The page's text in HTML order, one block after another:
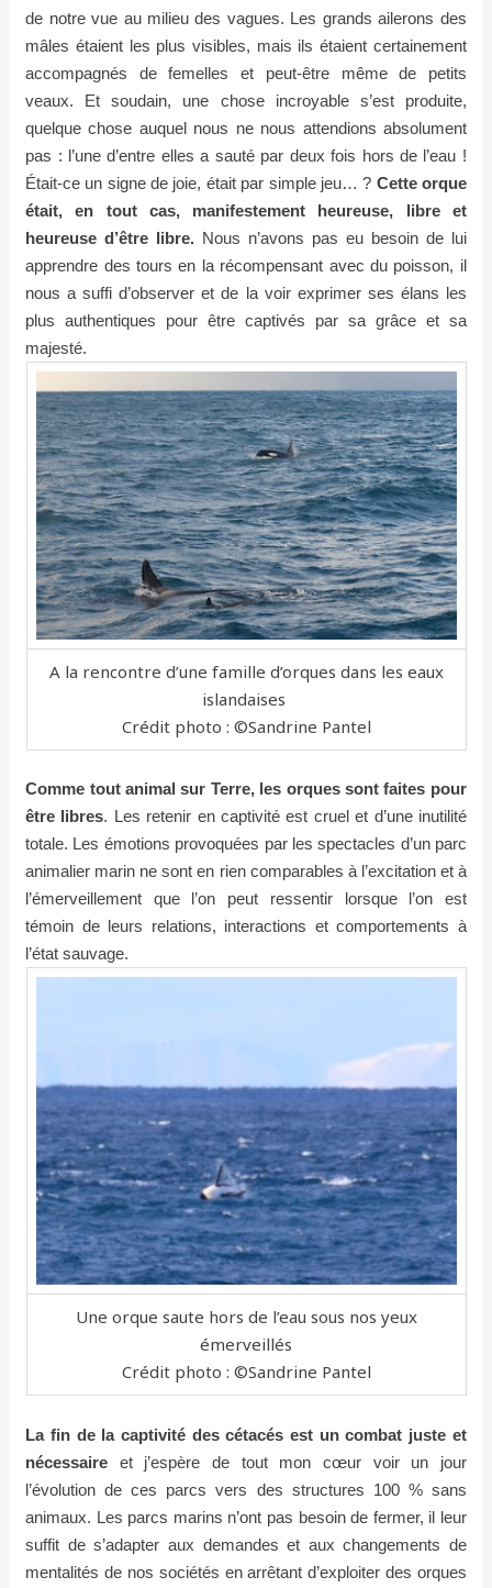
de notre vue au milieu des vagues. Les grands ailerons des
mâles étaient les plus visibles, mais ils étaient certainement
accompagnés de femelles et peut-être même de petits
veaux. Et soudain, une chose incroyable s’est produite,
quelque chose auquel nous ne nous attendions absolument
pas : l’une d’entre elles a sauté par deux fois hors de l’eau !
Était-ce un signe de joie, était par simple jeu… ? Cette orque
était, en tout cas, manifestement heureuse, libre et
heureuse d’être libre. Nous n’avons pas eu besoin de lui
apprendre des tours en la récompensant avec du poisson, il
nous a suffi d’observer et de la voir exprimer ses élans les
plus authentiques pour être captivés par sa grâce et sa
majesté.
A la rencontre d’une famille d’orques dans les eaux
islandaises
Crédit photo : ©Sandrine Pantel
Comme tout animal sur Terre, les orques sont faites pour
être libres. Les retenir en captivité est cruel et d’une inutilité
totale. Les émotions provoquées par les spectacles d’un parc
animalier marin ne sont en rien comparables à l’excitation et à
l’émerveillement que l’on peut ressentir lorsque l’on est
témoin de leurs relations, interactions et comportements à
l’état sauvage.
Une orque saute hors de l’eau sous nos yeux
émerveillés
Crédit photo : ©Sandrine Pantel
La fin de la captivité des cétacés est un combat juste et
nécessaire et j’espère de tout mon cœur voir un jour
l’évolution de ces parcs vers des structures 100 % sans
animaux. Les parcs marins n’ont pas besoin de fermer, il leur
suffit de s’adapter aux demandes et aux changements de
mentalités de nos sociétés en arrêtant d’exploiter des orques